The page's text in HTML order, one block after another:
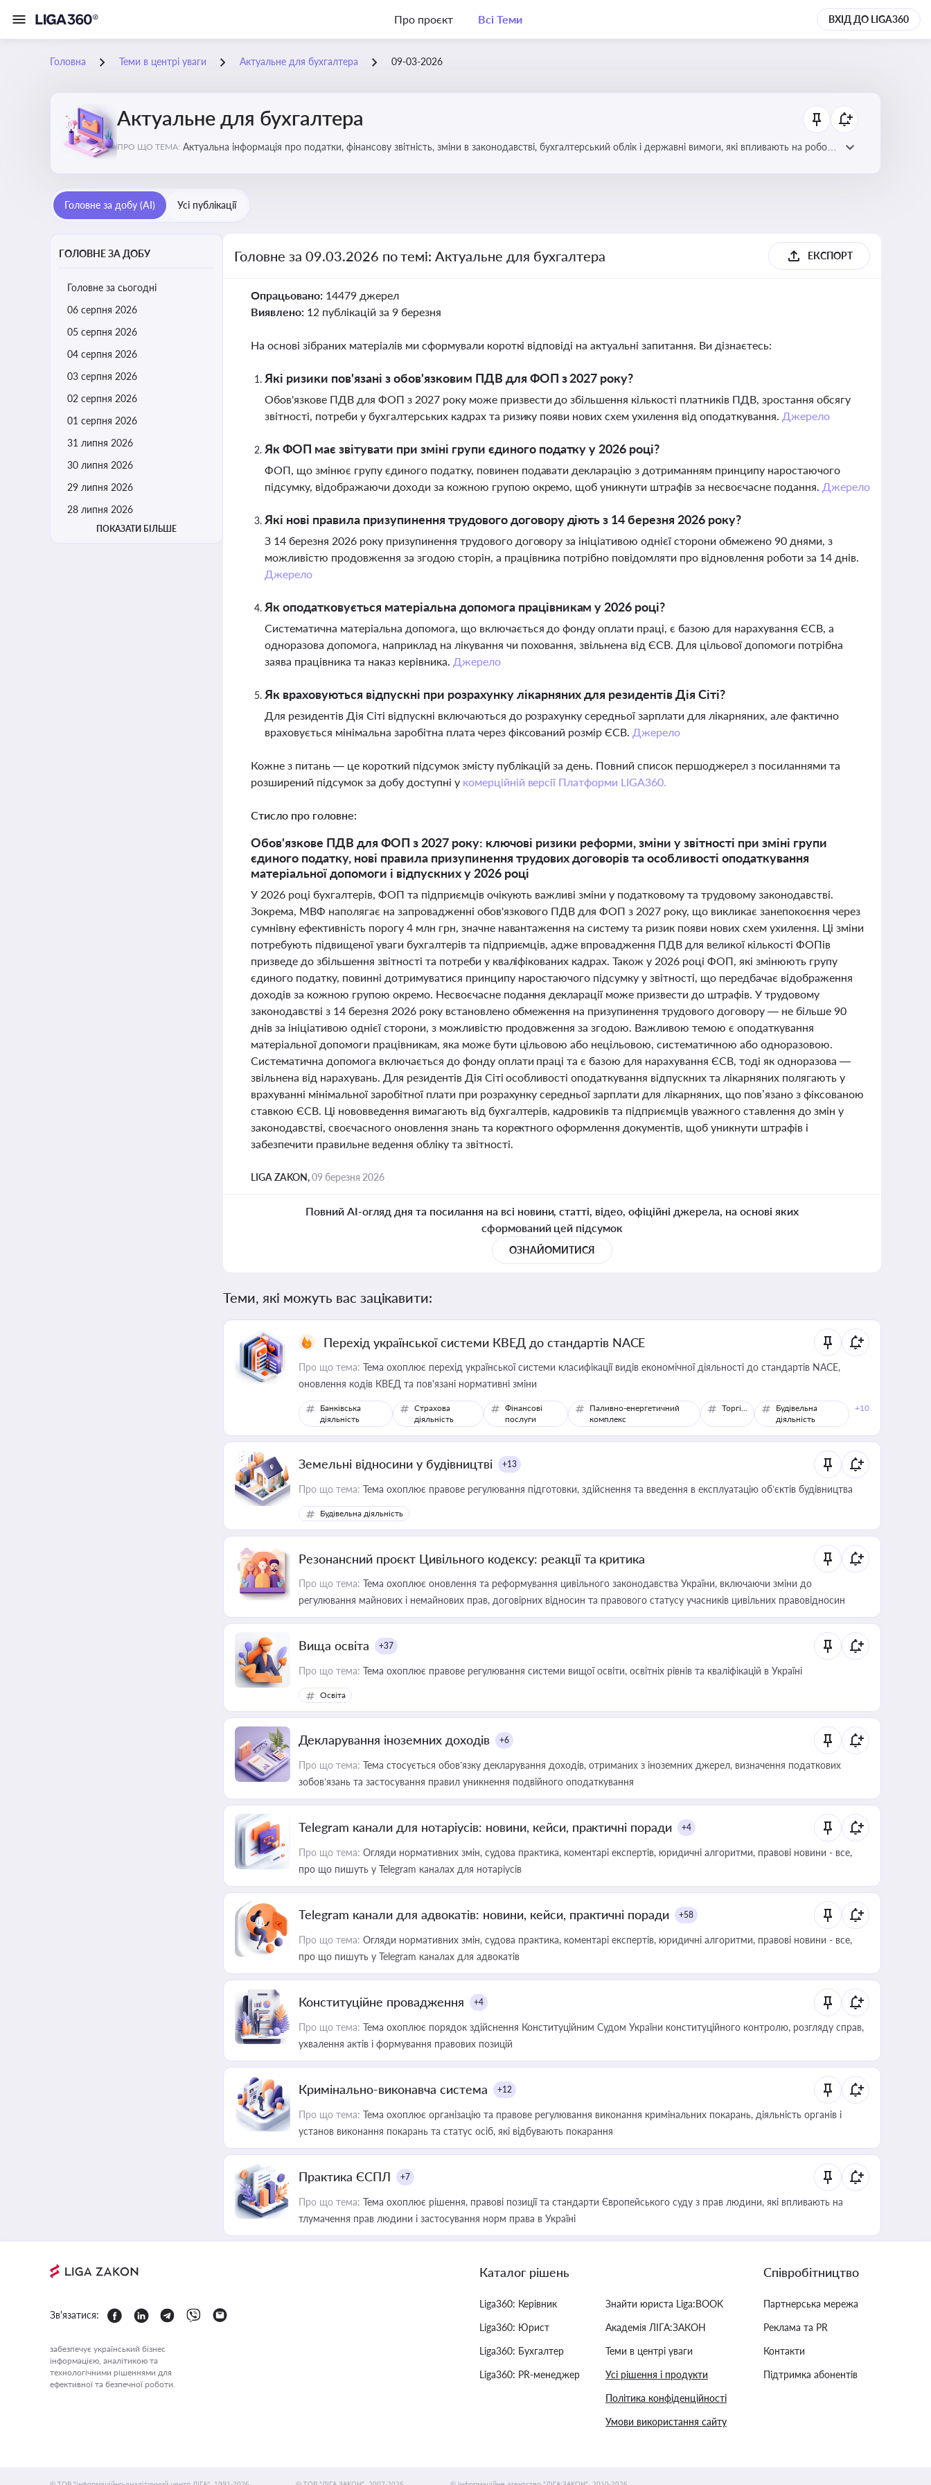
Про проєкт Всі Теми ВХІД ДО LIGA360
Головна Теми в центрі уваги Актуальне для бухгалтера 09-03-2026
Актуальне для бухгалтера
ПРО ЩО ТЕМА: Актуальна інформація про податки, фінансову звітність, зміни в законодавстві, бухгалтерський облік і державні вимоги, які впливають на роботу
Головне за добу (AI) Усі публікації
ГОЛОВНЕ ЗА ДОБУ
Головне за сьогодні
06 серпня 2026
05 серпня 2026
04 серпня 2026
03 серпня 2026
02 серпня 2026
01 серпня 2026
31 липня 2026
30 липня 2026
29 липня 2026
28 липня 2026
ПОКАЗАТИ БІЛЬШЕ
Головне за 09.03.2026 по темі: Актуальне для бухгалтера ЕКСПОРТ
Опрацьовано: 14479 джерел
Виявлено: 12 публікацій за 9 березня
На основі зібраних матеріалів ми сформували короткі відповіді на актуальні запитання. Ви дізнаєтесь:
Які ризики пов'язані з обов'язковим ПДВ для ФОП з 2027 року?
Обов'язкове ПДВ для ФОП з 2027 року може призвести до збільшення кількості платників ПДВ, зростання обсягу
звітності, потреби у бухгалтерських кадрах та ризику появи нових схем ухилення від оподаткування. Джерело
Як ФОП має звітувати при зміні групи єдиного податку у 2026 році?
ФОП, що змінює групу єдиного податку, повинен подавати декларацію з дотриманням принципу наростаючого
підсумку, відображаючи доходи за кожною групою окремо, щоб уникнути штрафів за несвоєчасне подання. Джерело
Які нові правила призупинення трудового договору діють з 14 березня 2026 року?
З 14 березня 2026 року призупинення трудового договору за ініціативою однієї сторони обмежено 90 днями, з
можливістю продовження за згодою сторін, а працівника потрібно повідомляти про відновлення роботи за 14 днів.
Джерело
Як оподатковується матеріальна допомога працівникам у 2026 році?
Систематична матеріальна допомога, що включається до фонду оплати праці, є базою для нарахування ЄСВ, а
одноразова допомога, наприклад на лікування чи поховання, звільнена від ЄСВ. Для цільової допомоги потрібна
заява працівника та наказ керівника. Джерело
Як враховуються відпускні при розрахунку лікарняних для резидентів Дія Сіті?
Для резидентів Дія Сіті відпускні включаються до розрахунку середньої зарплати для лікарняних, але фактично
враховується мінімальна заробітна плата через фіксований розмір ЄСВ. Джерело
Кожне з питань — це короткий підсумок змісту публікацій за день. Повний список першоджерел з посиланнями та
розширений підсумок за добу доступні у комерційній версії Платформи LIGA360.
Стисло про головне:
Обов'язкове ПДВ для ФОП з 2027 року: ключові ризики реформи, зміни у звітності при зміні групи
єдиного податку, нові правила призупинення трудових договорів та особливості оподаткування
матеріальної допомоги і відпускних у 2026 році
У 2026 році бухгалтерів, ФОП та підприємців очікують важливі зміни у податковому та трудовому законодавстві.
Зокрема, МВФ наполягає на запровадженні обов'язкового ПДВ для ФОП з 2027 року, що викликає занепокоєння через
сумнівну ефективність порогу 4 млн грн, значне навантаження на систему та ризик появи нових схем ухилення. Ці зміни
потребують підвищеної уваги бухгалтерів та підприємців, адже впровадження ПДВ для великої кількості ФОПів
призведе до збільшення звітності та потреби у кваліфікованих кадрах. Також у 2026 році ФОП, які змінюють групу
єдиного податку, повинні дотримуватися принципу наростаючого підсумку у звітності, що передбачає відображення
доходів за кожною групою окремо. Несвоєчасне подання декларації може призвести до штрафів. У трудовому
законодавстві з 14 березня 2026 року встановлено обмеження на призупинення трудового договору — не більше 90
днів за ініціативою однієї сторони, з можливістю продовження за згодою. Важливою темою є оподаткування
матеріальної допомоги працівникам, яка може бути цільовою або нецільовою, систематичною або одноразовою.
Систематична допомога включається до фонду оплати праці та є базою для нарахування ЄСВ, тоді як одноразова —
звільнена від нарахувань. Для резидентів Дія Сіті особливості оподаткування відпускних та лікарняних полягають у
врахуванні мінімальної заробітної плати при розрахунку середньої зарплати для лікарняних, що пов’язано з фіксованою
ставкою ЄСВ. Ці нововведення вимагають від бухгалтерів, кадровиків та підприємців уважного ставлення до змін у
законодавстві, своєчасного оновлення знань та коректного оформлення документів, щоб уникнути штрафів і
забезпечити правильне ведення обліку та звітності.
LIGA ZAKON,09 березня 2026
Повний AI-огляд дня та посилання на всі новини, статті, відео, офіційні джерела, на основі яких
сформований цей підсумок
ОЗНАЙОМИТИСЯ
Теми, які можуть вас зацікавити:
Перехід української системи КВЕД до стандартів NACE
Про що тема: Тема охоплює перехід української системи класифікації видів економічної діяльності до стандартів NACE,
оновлення кодів КВЕД та пов'язані нормативні зміни
Банківська
діяльність
Страхова
діяльність
Фінансові
послуги
Паливно-енергетичний
комплекс
Торгівля
Будівельна
діяльність
+10
Земельні відносини у будівництві +13
Про що тема: Тема охоплює правове регулювання підготовки, здійснення та введення в експлуатацію об’єктів будівництва
Будівельна діяльність
Резонансний проєкт Цивільного кодексу: реакції та критика
Про що тема: Тема охоплює оновлення та реформування цивільного законодавства України, включаючи зміни до
регулювання майнових і немайнових прав, договірних відносин та правового статусу учасників цивільних правовідносин
Вища освіта +37
Про що тема: Тема охоплює правове регулювання системи вищої освіти, освітніх рівнів та кваліфікацій в Україні
Освіта
Декларування іноземних доходів +6
Про що тема: Тема стосується обов’язку декларування доходів, отриманих з іноземних джерел, визначення податкових
зобов’язань та застосування правил уникнення подвійного оподаткування
Telegram канали для нотаріусів: новини, кейси, практичні поради +4
Про що тема: Огляди нормативних змін, судова практика, коментарі експертів, юридичні алгоритми, правові новини - все,
про що пишуть у Telegram каналах для нотаріусів
Telegram канали для адвокатів: новини, кейси, практичні поради +58
Про що тема: Огляди нормативних змін, судова практика, коментарі експертів, юридичні алгоритми, правові новини - все,
про що пишуть у Telegram каналах для адвокатів
Конституційне провадження +4
Про що тема: Тема охоплює порядок здійснення Конституційним Судом України конституційного контролю, розгляду справ,
ухвалення актів і формування правових позицій
Кримінально-виконавча система +12
Про що тема: Тема охоплює організацію та правове регулювання виконання кримінальних покарань, діяльність органів і
установ виконання покарань та статус осіб, які відбувають покарання
Практика ЄСПЛ +7
Про що тема: Тема охоплює рішення, правові позиції та стандарти Європейського суду з прав людини, які впливають на
тлумачення прав людини і застосування норм права в Україні
Зв'язатися:
забезпечує український бізнес
інформацією, аналітикою та
технологічними рішеннями для
ефективної та безпечної роботи.
Каталог рішень
Liga360: Керівник
Liga360: Юрист
Liga360: Бухгалтер
Liga360: PR-менеджер
Знайти юриста Liga:BOOK
Академія ЛІГА:ЗАКОН
Теми в центрі уваги
Усі рішення і продукти
Політика конфіденційності
Умови використання сайту
Співробітництво
Партнерська мережа
Реклама та PR
Контакти
Підтримка абонентів